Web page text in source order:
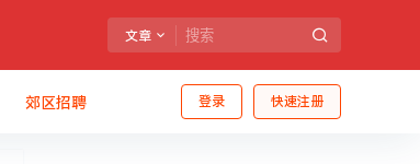
文章
登录 快速注册
郊区招聘